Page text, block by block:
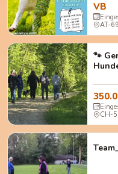
VB
AT-
🐾
CH-